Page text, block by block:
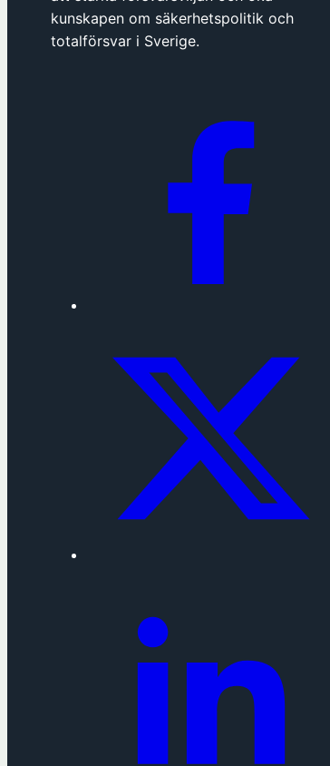
kunskapen om säkerhetspolitik och
totalförsvar i Sverige.